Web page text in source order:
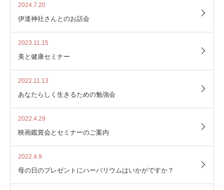
2024.7.20
伊達神社さんとのお話会
2023.11.15
美と健康セミナー
2022.11.13
あなたらしく生きるための勉強会
2022.4.29
映画鑑賞会とセミナーのご案内
2022.4.9
母の日のプレゼントにハーバリウムはいかがですか？